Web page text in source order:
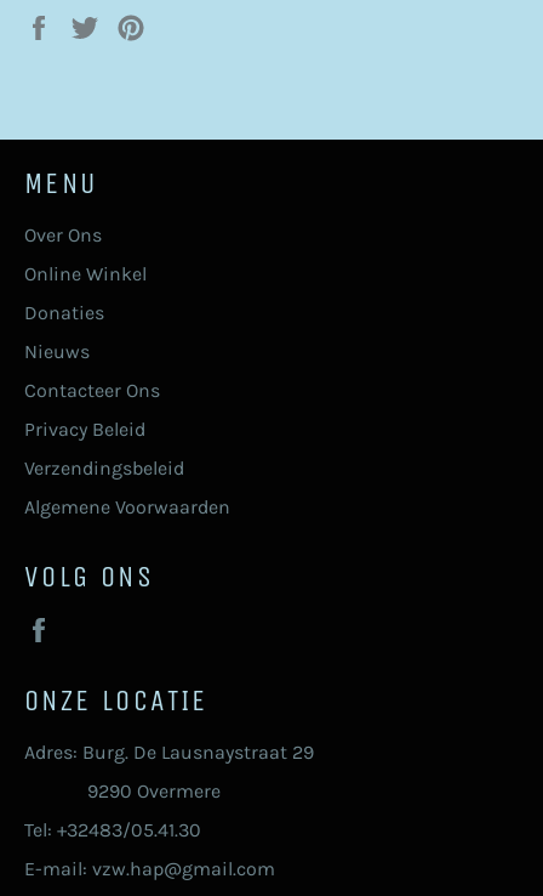
Delen
Twitteren
MENU
Over Ons
Online Winkel
Donaties
Nieuws
Contacteer Ons
Privacy Beleid
Verzendingsbeleid
Algemene Voorwaarden
VOLG ONS
ONZE LOCATIE
Adres: Burg. De Lausnaystraat 29
9290 Overmere
Tel: +32483/05.41.30
E-mail: vzw.hap@gmail.com